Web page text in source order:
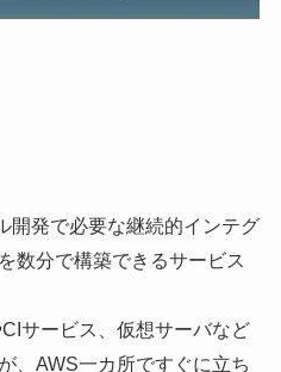
開発で必要な継続的インテグ
数分で構築できるサービス
サービス、仮想サーバなど
、AWS一カ所ですぐに立ち